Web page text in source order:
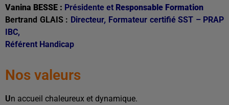
Vanina BESSE : Présidente et Responsable Formation
Bertrand GLAIS : Directeur, Formateur certifié SST – PRAP
IBC,
Référent Handicap
Nos valeurs
Un accueil chaleureux et dynamique.